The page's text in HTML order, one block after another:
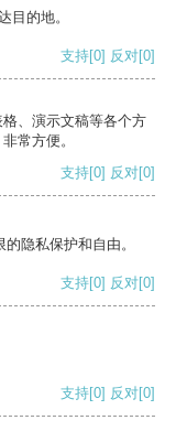
目的地。
支持[0] 反对[0]
、演示文稿等各个方
常方便。
支持[0] 反对[0]
隐私保护和自由。
支持[0] 反对[0]
支持[0] 反对[0]